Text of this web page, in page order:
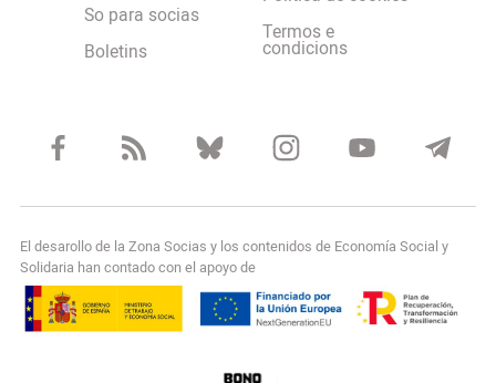
So para socias
Boletins
Termos e
condicions
El desarollo de la Zona Socias y los contenidos de Economía Social y
Solidaria han contado con el apoyo de